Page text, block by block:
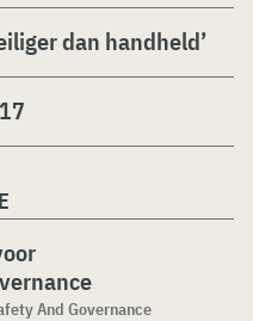
dan handheld’
And Governance